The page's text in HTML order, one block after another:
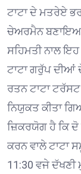
ਟਾਟਾ ਦੇ ਮਤਰੇਏ
ਚੇਅਰਮੈਨ ਬਣਾਇਆ
ਸਹਿਮਤੀ ਨਾਲ
ਟਾਟਾ ਗਰੁੱਪ ਦੀਆਂ
ਰਤਨ ਟਾਟਾ
ਨਿਯੁਕਤ ਕੀਤਾ
ਜ਼ਿਕਰਯੋਗ ਹੈ ਕਿ
ਕਰਨ ਵਾਲੇ ਟਾਟਾ
11:30 ਵਜੇ ਦੱਖਣੀ